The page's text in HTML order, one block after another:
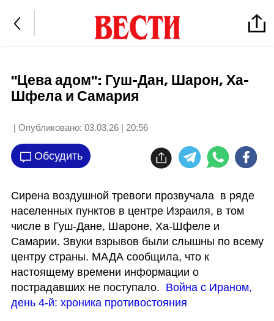
"Цева адом": Гуш-Дан, Шарон, Ха-
Шфела и Самария
| Опубликовано: 03.03.26 | 20:56
Обсудить
Сирена воздушной тревоги прозвучала  в ряде
населенных пунктов в центре Израиля, в том
числе в Гуш-Дане, Шароне, Ха-Шфеле и
Самарии. Звуки взрывов были слышны по всему
центру страны. МАДА сообщила, что к
настоящему времени информации о
пострадавших не поступало. Война с Ираном,
день 4-й: хроника противостояния